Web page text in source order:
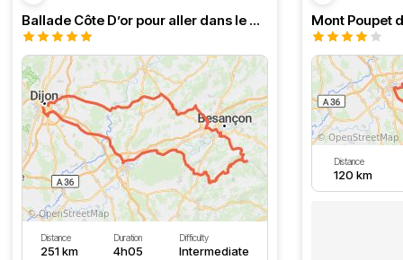
Ballade Côte D’or pour aller dans le Doubs
Distance
251 km
Duration
4h05
Difficulty
Intermediate
Mont Poupet
Distance
120 km